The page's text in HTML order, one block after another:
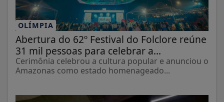
OLÍMPIA
Abertura do 62º Festival do Folclore reúne
31 mil pessoas para celebrar a...
Cerimônia celebrou a cultura popular e anunciou o
Amazonas como estado homenageado...